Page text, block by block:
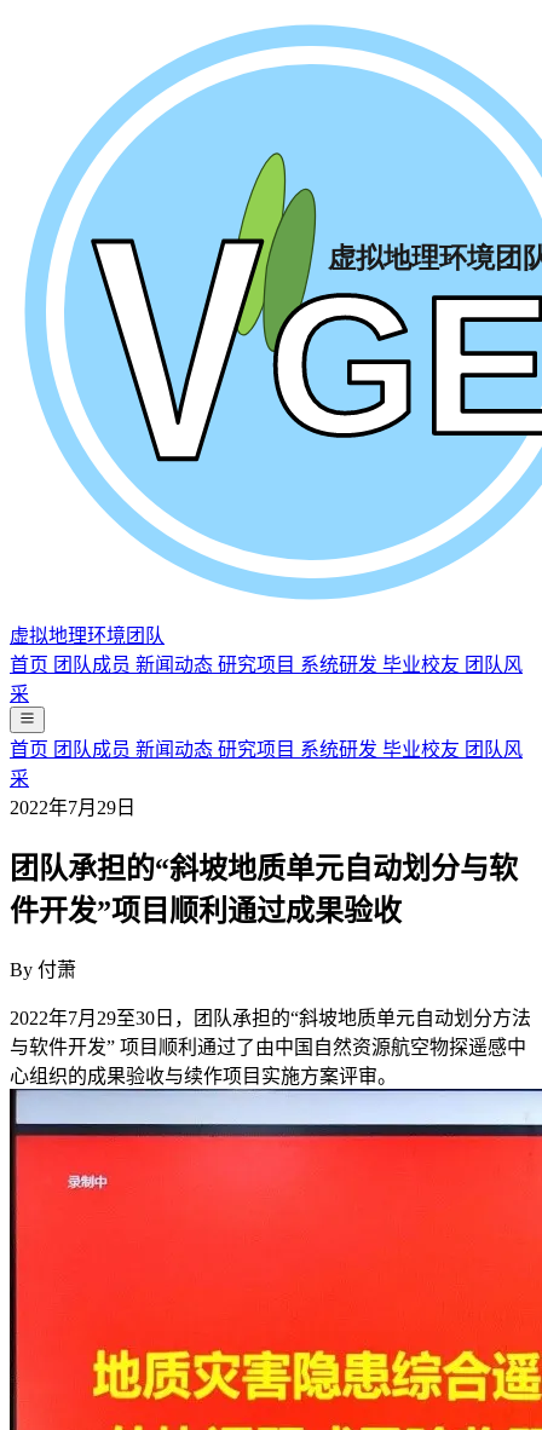
虚拟地理环境团队
首页 团队成员 新闻动态 研究项目 系统研发 毕业校友 团队风
采
首页 团队成员 新闻动态 研究项目 系统研发 毕业校友 团队风
采
2022年7月29日
团队承担的“斜坡地质单元自动划分与软
件开发”项目顺利通过成果验收
By 付萧
2022年7月29至30日，团队承担的“斜坡地质单元自动划分方法
与软件开发” 项目顺利通过了由中国自然资源航空物探遥感中
心组织的成果验收与续作项目实施方案评审。